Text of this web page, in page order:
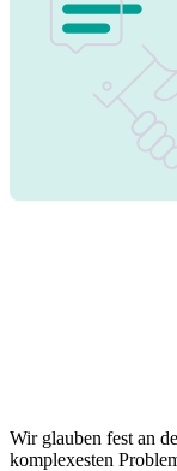
Wir glauben fest an
komplexesten